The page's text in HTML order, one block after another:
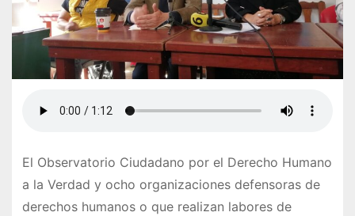
El Observatorio Ciudadano por el Derecho Humano
a la Verdad y ocho organizaciones defensoras de
derechos humanos o que realizan labores de